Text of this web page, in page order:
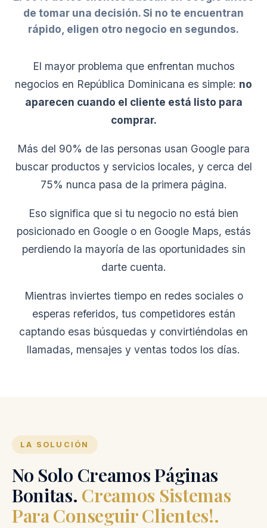
de tomar una decisión. Si no te encuentran
rápido, eligen otro negocio en segundos.
El mayor problema que enfrentan muchos
negocios en República Dominicana es simple: no
aparecen cuando el cliente está listo para
comprar.
Más del 90% de las personas usan Google para
buscar productos y servicios locales, y cerca del
75% nunca pasa de la primera página.
Eso significa que si tu negocio no está bien
posicionado en Google o en Google Maps, estás
perdiendo la mayoría de las oportunidades sin
darte cuenta.
Mientras inviertes tiempo en redes sociales o
esperas referidos, tus competidores están
captando esas búsquedas y convirtiéndolas en
llamadas, mensajes y ventas todos los días.
LA SOLUCIÓN
No Solo Creamos Páginas
Bonitas. Creamos Sistemas
Para Conseguir Clientes!.